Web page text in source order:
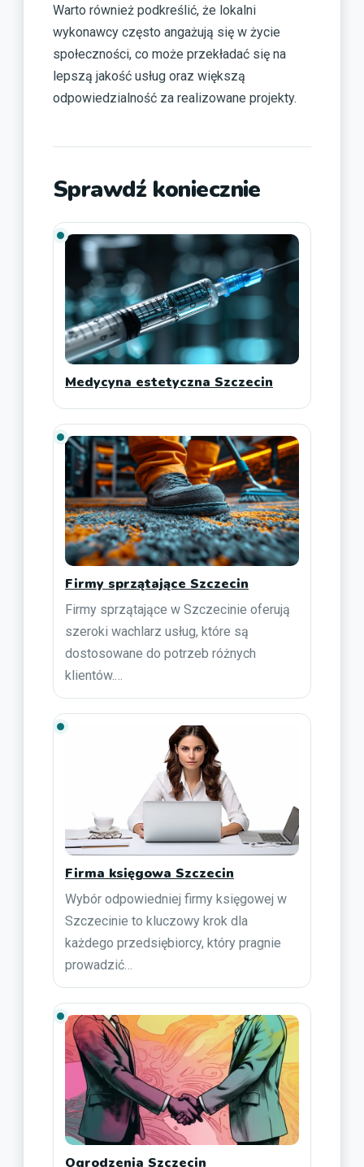
Warto również podkreślić, że lokalni
wykonawcy często angażują się w życie
społeczności, co może przekładać się na
lepszą jakość usług oraz większą
odpowiedzialność za realizowane projekty.
Sprawdź koniecznie
Medycyna estetyczna Szczecin
Firmy sprzątające Szczecin
Firmy sprzątające w Szczecinie oferują
szeroki wachlarz usług, które są
dostosowane do potrzeb różnych
klientów.…
Firma księgowa Szczecin
Wybór odpowiedniej firmy księgowej w
Szczecinie to kluczowy krok dla
każdego przedsiębiorcy, który pragnie
prowadzić…
Ogrodzenia Szczecin